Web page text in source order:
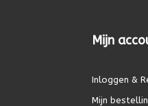
Mijn
Inloggen &
Mijn